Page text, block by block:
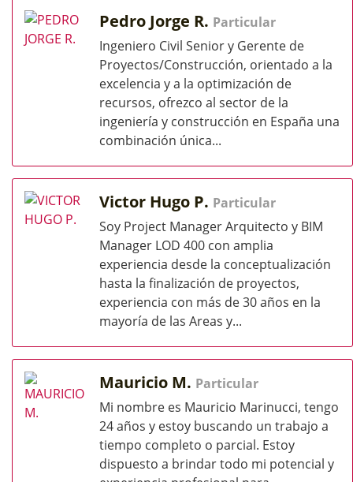
Pedro Jorge R. Particular
Ingeniero Civil Senior y Gerente de
Proyectos/Construcción, orientado a la
excelencia y a la optimización de
recursos, ofrezco al sector de la
ingeniería y construcción en España una
combinación única...
Victor Hugo P. Particular
Soy Project Manager Arquitecto y BIM
Manager LOD 400 con amplia
experiencia desde la conceptualización
hasta la finalización de proyectos,
experiencia con más de 30 años en la
mayoría de las Areas y...
Mauricio M. Particular
Mi nombre es Mauricio Marinucci, tengo
24 años y estoy buscando un trabajo a
tiempo completo o parcial. Estoy
dispuesto a brindar todo mi potencial y